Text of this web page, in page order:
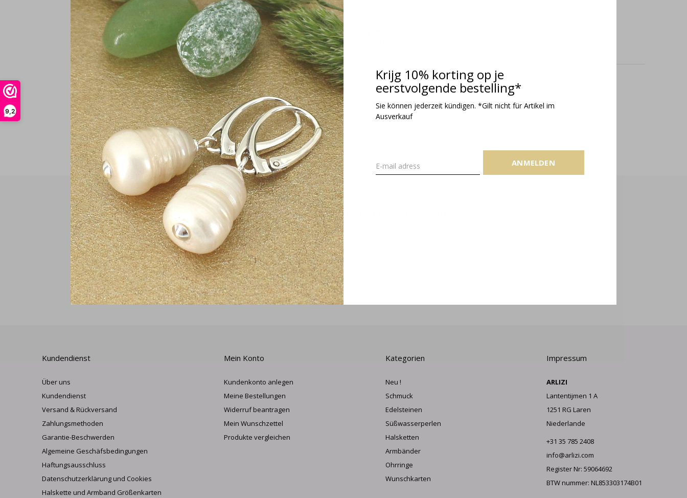
9,2
Krijg 10% korting op je
eerstvolgende bestelling*
Sie können jederzeit kündigen. *Gilt nicht für Artikel im
Ausverkauf
ANMELDEN
Halskette Schwarz Onyx Perlen
vergoldet - 2346
€44,95
Inkl. MwSt.
Gesehen 2 der 2 Produkte
Melden Sie sich für unseren Newsletter an
Erhalten Sie die neuesten Angebote und Aktionen
Kundendienst
Über uns
Kundendienst
Versand & Rückversand
Zahlungsmethoden
Garantie-Beschwerden
Algemeine Geschäfsbedingungen
Haftungsausschluss
Datenschutzerklärung und Cookies
Halskette und Armband Größenkarten
Mein Konto
Kundenkonto anlegen
Meine Bestellungen
Widerruf beantragen
Mein Wunschzettel
Produkte vergleichen
Kategorien
Neu !
Schmuck
Edelsteinen
Süßwasserperlen
Halsketten
Armbänder
Ohrringe
Wunschkarten
Impressum
ARLIZI
Lantentijmen 1 A
1251 RG Laren
Niederlande
+31 35 785 2408
info@arlizi.com
Register Nr: 59064692
BTW nummer: NL853303174B01